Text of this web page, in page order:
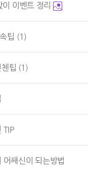
이벤트 정리
팁 (1)
팁 (1)
TIP
쌔신이 되는방법